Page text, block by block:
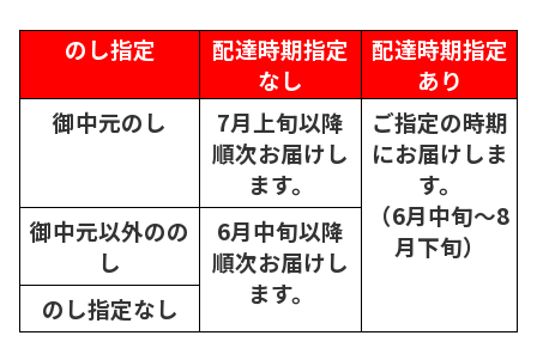
のし指定
配達時期指定
なし
配達時期指定
あり
御中元のし
7月上旬以降
順次お届けし
ます。
ご指定の時期
にお届けしま
す。
（6月中旬～8
月下旬）
御中元以外のの
し
6月中旬以降
順次お届けし
ます。
のし指定なし